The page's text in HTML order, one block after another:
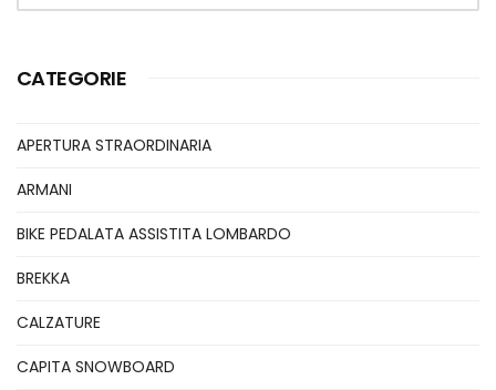
CATEGORIE
APERTURA STRAORDINARIA
ARMANI
BIKE PEDALATA ASSISTITA LOMBARDO
BREKKA
CALZATURE
CAPITA SNOWBOARD